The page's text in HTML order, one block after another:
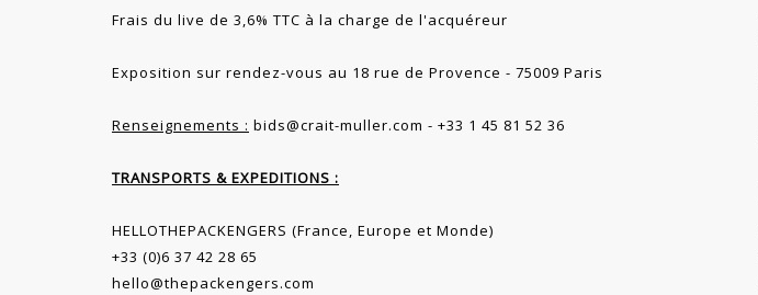
Frais du live de 3,6% TTC à la charge de l'acquéreur
Exposition sur rendez-vous au 18 rue de Provence - 75009 Paris
Renseignements : bids@crait-muller.com - +33 1 45 81 52 36
TRANSPORTS & EXPEDITIONS :
HELLOTHEPACKENGERS (France, Europe et Monde)
+33 (0)6 37 42 28 65
hello@thepackengers.com